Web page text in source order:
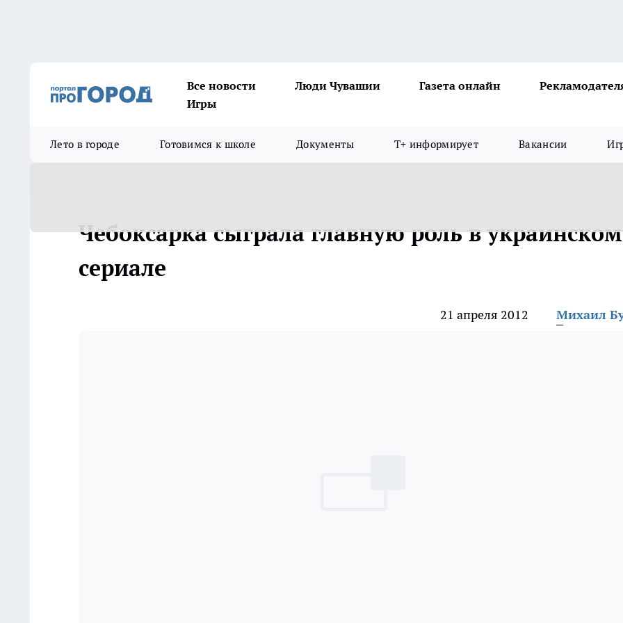
Все новости Люди Чувашии Газета онлайн
Игры
Лето в городе Готовимся к школе Документы Т+ информирует Вакансии
Чебоксарка сыграла главную роль в украинском
сериале
21 апреля 2012 Михаил